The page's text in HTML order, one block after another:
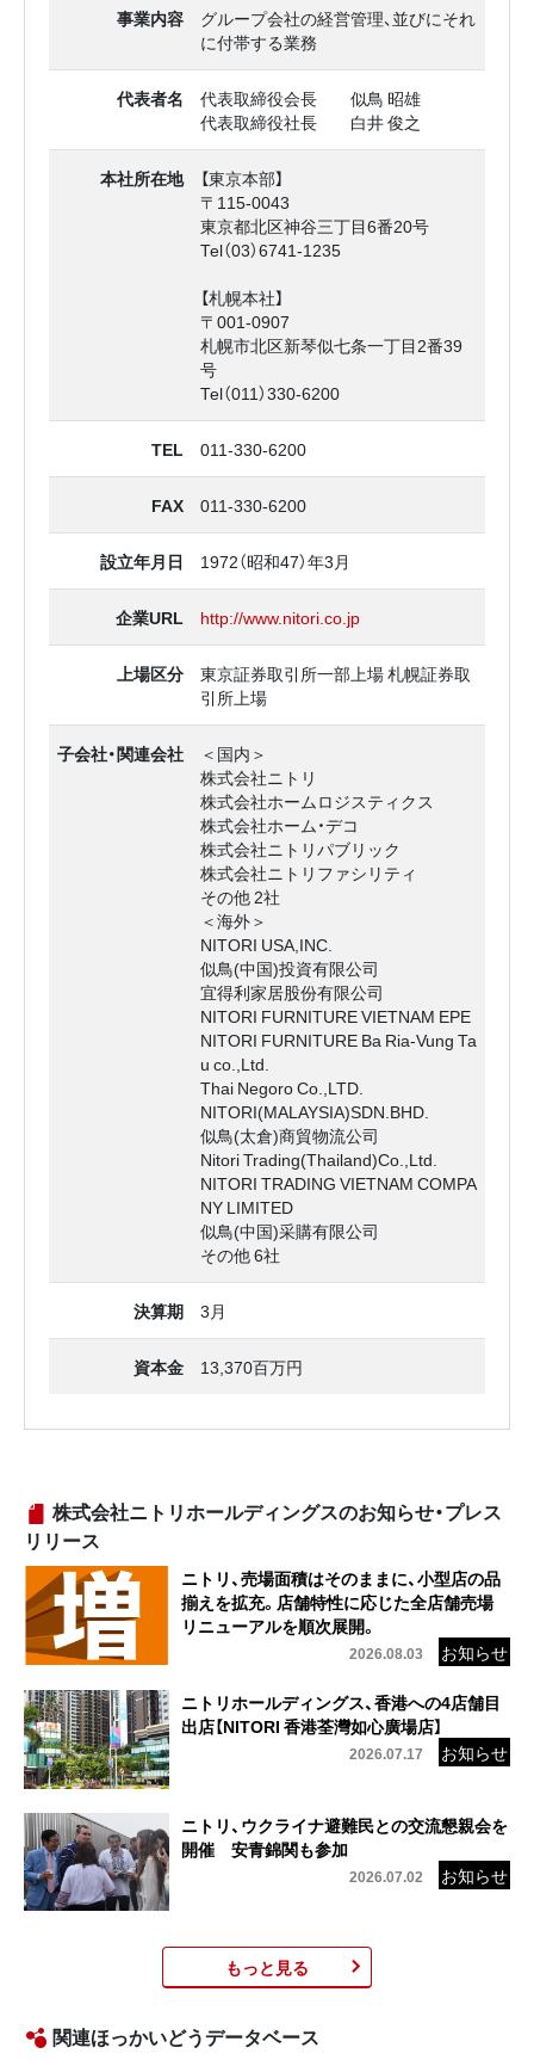
事業内容
グループ会社の経営管理、並びにそれ
に付帯する業務
代表者名
代表取締役会長 似鳥 昭雄
代表取締役社長 白井 俊之
本社所在地
【東京本部】
〒115-0043
東京都北区神谷三丁目6番20号
Tel（03）6741-1235
【札幌本社】
〒001-0907
札幌市北区新琴似七条一丁目2番39
号
Tel（011）330-6200
TEL 011-330-6200
FAX 011-330-6200
設立年月日 1972（昭和47）年3月
企業URL http://www.nitori.co.jp
上場区分
東京証券取引所一部上場 札幌証券取
引所上場
子会社・関連会社
＜国内＞
株式会社ニトリ
株式会社ホームロジスティクス
株式会社ホーム・デコ
株式会社ニトリパブリック
株式会社ニトリファシリティ
その他 2社
＜海外＞
NITORI USA,INC.
似鳥(中国)投資有限公司
宜得利家居股份有限公司
NITORI FURNITURE VIETNAM EPE
NITORI FURNITURE Ba Ria-Vung Ta
u co.,Ltd.
Thai Negoro Co.,LTD.
NITORI(MALAYSIA)SDN.BHD.
似鳥(太倉)商貿物流公司
Nitori Trading(Thailand)Co.,Ltd.
NITORI TRADING VIETNAM COMPA
NY LIMITED
似鳥(中国)采購有限公司
その他 6社
決算期 3月
資本金 13,370百万円
株式会社ニトリホールディングスのお知らせ・プレス
リリース
ニトリ、売場面積はそのままに、小型店の品
揃えを拡充。店舗特性に応じた全店舗売場
リニューアルを順次展開。
2026.08.03
ニトリホールディングス、香港への4店舗目
出店【NITORI 香港荃灣如心廣場店】
2026.07.17
ニトリ、ウクライナ避難民との交流懇親会を
開催 安青錦関も参加
2026.07.02
もっと見る
関連ほっかいどうデータベース